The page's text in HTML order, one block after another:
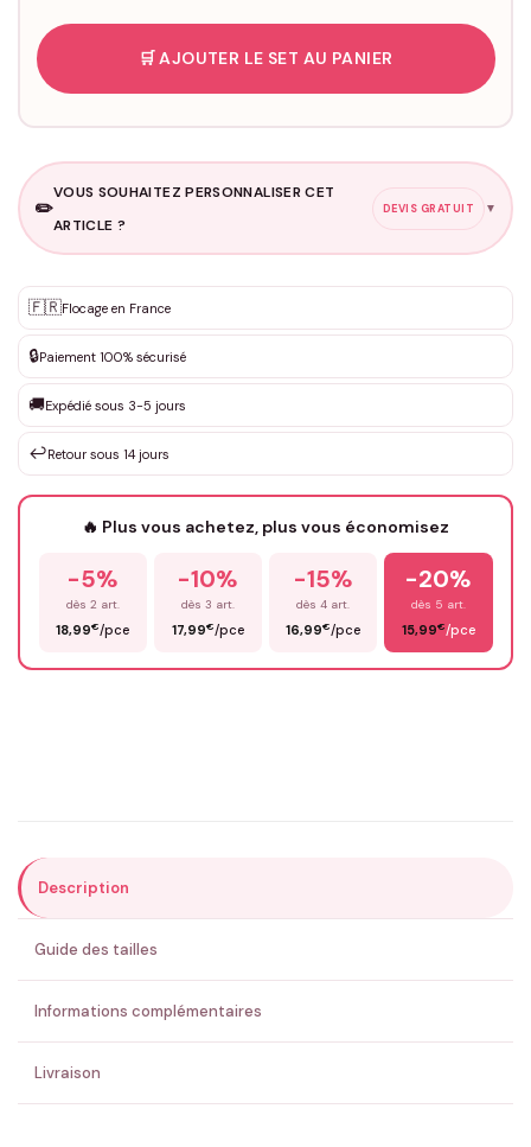
🛒 AJOUTER LE SET AU PANIER
✏️
VOUS SOUHAITEZ PERSONNALISER CET
ARTICLE ?
DEVIS GRATUIT ▼
✨ Personnalisation sur mesure
DEVIS GRATUIT · Personnalisation de 3 à 10€ selon la demande
Que souhaitez-vous ?*
Votre texte / idée*
Prénom*
ENVOYER MA DEMANDE ✨
💚 Retour sous 24-48h🇫🇷 Flocage en France✅ Validation avant fabrication
🇫🇷Flocage en France
🔒Paiement 100% sécurisé
🚚Expédié sous 3-5 jours
↩️Retour sous 14 jours
🔥 Plus vous achetez, plus vous économisez
-5%
dès 2 art.
18,99€/pce
-10%
dès 3 art.
17,99€/pce
-15%
dès 4 art.
16,99€/pce
-20%
dès 5 art.
15,99€/pce
Description
Guide des tailles
Informations complémentaires
Livraison